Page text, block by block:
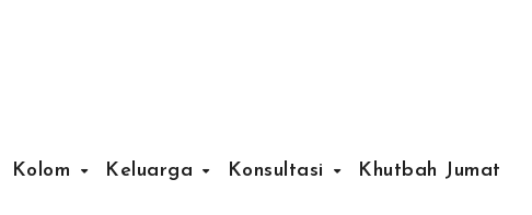
Kolom Keluarga Konsultasi Khutbah Jumat